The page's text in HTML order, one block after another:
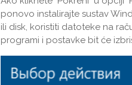
ponovo instalirajte sustav
ili disk, koristiti datoteke na
programi i postavke bit će